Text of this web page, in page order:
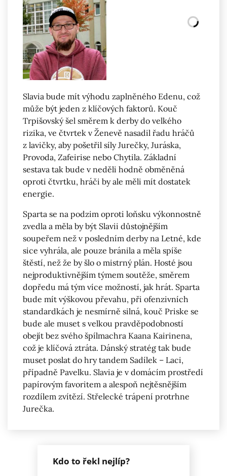
Slavia bude mít výhodu zaplněného Edenu, což
může být jeden z klíčových faktorů. Kouč
Trpišovský šel směrem k derby do velkého
rizika, ve čtvrtek v Ženevě nasadil řadu hráčů
z lavičky, aby pošetřil síly Jurečky, Juráska,
Provoda, Zafeirise nebo Chytila. Základní
sestava tak bude v neděli hodně obměněná
oproti čtvrtku, hráči by ale měli mít dostatek
energie.
Sparta se na podzim oproti loňsku výkonnostně
zvedla a měla by být Slavii důstojnějším
soupeřem než v posledním derby na Letné, kde
sice vyhrála, ale pouze bránila a měla spíše
štěstí, než že by šlo o mistrný plán. Hosté jsou
nejproduktivnějším týmem soutěže, směrem
dopředu má tým více možností, jak hrát. Sparta
bude mít výškovou převahu, při ofenzivních
standardkách je nesmírně silná, kouč Priske se
bude ale muset s velkou pravděpodobností
obejít bez svého špílmachra Kaana Kairinena,
což je klíčová ztráta. Dánský stratég tak bude
muset poslat do hry tandem Sadílek – Laci,
případně Pavelku. Slavia je v domácím prostředí
papírovým favoritem a alespoň nejtěsnějším
rozdílem zvítězí. Střelecké trápení protrhne
Jurečka.
Kdo to řekl nejlíp?